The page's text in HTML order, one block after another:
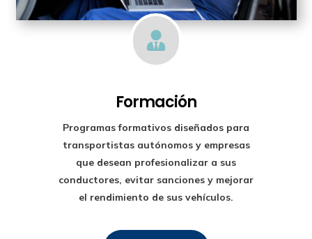

Formación
Programas formativos diseñados para
transportistas autónomos y empresas
que desean profesionalizar a sus
conductores, evitar sanciones y mejorar
el rendimiento de sus vehículos.